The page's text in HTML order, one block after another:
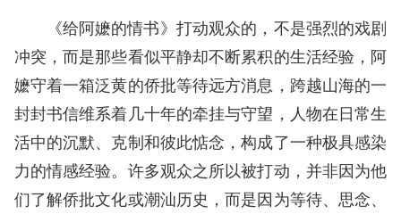
《给阿嬷的情书》打动观众的，不是强烈的戏剧
冲突，而是那些看似平静却不断累积的生活经验，阿
嬷守着一箱泛黄的侨批等待远方消息，跨越山海的一
封封书信维系着几十年的牵挂与守望，人物在日常生
活中的沉默、克制和彼此惦念，构成了一种极具感染
力的情感经验。许多观众之所以被打动，并非因为他
们了解侨批文化或潮汕历史，而是因为等待、思念、